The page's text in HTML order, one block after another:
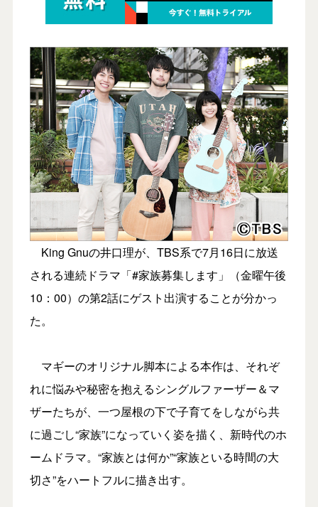
King Gnuの井口理が、TBS系で7月16日に放送
される連続ドラマ「#家族募集します」（金曜午後
10：00）の第2話にゲスト出演することが分かっ
た。
マギーのオリジナル脚本による本作は、それぞ
れに悩みや秘密を抱えるシングルファーザー＆マ
ザーたちが、一つ屋根の下で子育てをしながら共
に過ごし“家族”になっていく姿を描く、新時代のホ
ームドラマ。“家族とは何か”“家族といる時間の大
切さ”をハートフルに描き出す。